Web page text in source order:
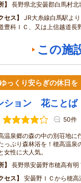
長野県北安曇郡白馬村北
セス
JR大糸線白馬駅よ
豊科ＩＣ、又は上信越道長
この施
っくり安らぎの休日を
ション 花ことば
50件
温泉郷の森の中の別荘地に
っぷり森林浴を！穂高温泉
女性に大人気。
長野県安曇野市穂高有明
セス
安曇野ＩＣから穂